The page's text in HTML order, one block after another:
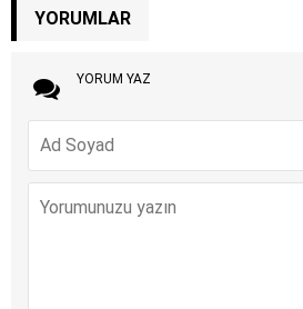
YORUMLAR
YORUM YAZ